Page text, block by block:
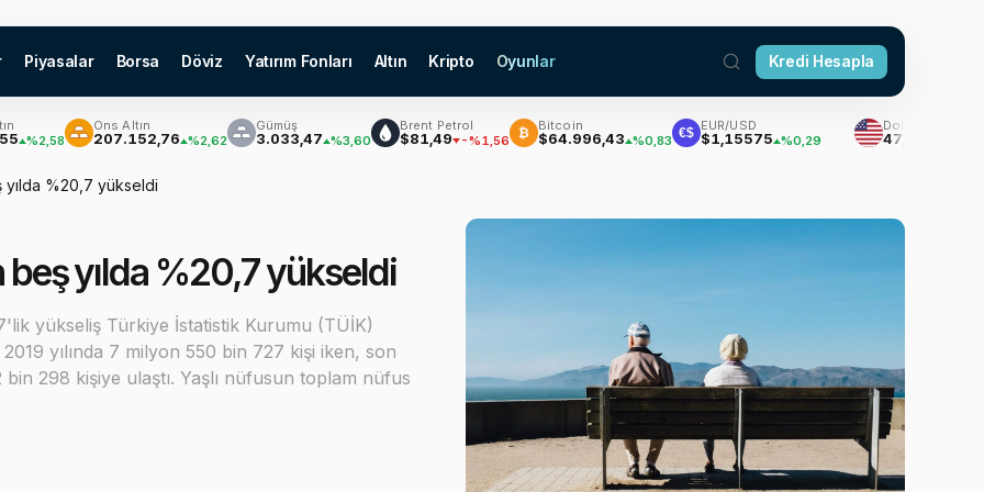
Piyasalar Borsa Döviz Yatırım Fonları Altın Kripto Oyunlar Kredi Hesapla
Ons Altın
207.152,76 %2,62
Gümüş
3.033,47 %3,60
Brent Petrol
$81,49 -%1,56 ₿
Bitcoin
$64.996,43 %0,83 €$
EUR/USD
$1,15575 %0,29
Dolar
47,7111
yılda %20,7 yükseldi
beş yılda %20,7 yükseldi
yükseliş Türkiye İstatistik Kurumu (TÜİK)
yılında 7 milyon 550 bin 727 kişi iken, son
298 kişiye ulaştı. Yaşlı nüfusun toplam nüfus